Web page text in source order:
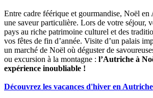
Entre cadre féérique et gourmandise, Noël
une saveur particulière. Lors de votre séjour,
pays au riche patrimoine culturel et des
vos fêtes de fin d’année. Visite d’un palais
un marché de Noël où déguster de
ou excursion à la montagne : l’Autriche à
expérience inoubliable !
Découvrez les vacances d'hiver en Autriche